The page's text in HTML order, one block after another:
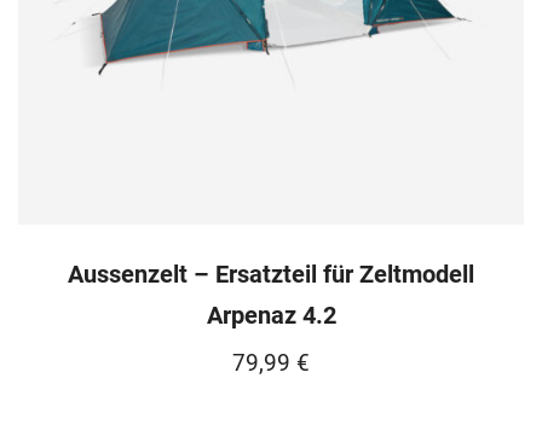
Aussenzelt – Ersatzteil für Zeltmodell
Arpenaz 4.2
79,99 €